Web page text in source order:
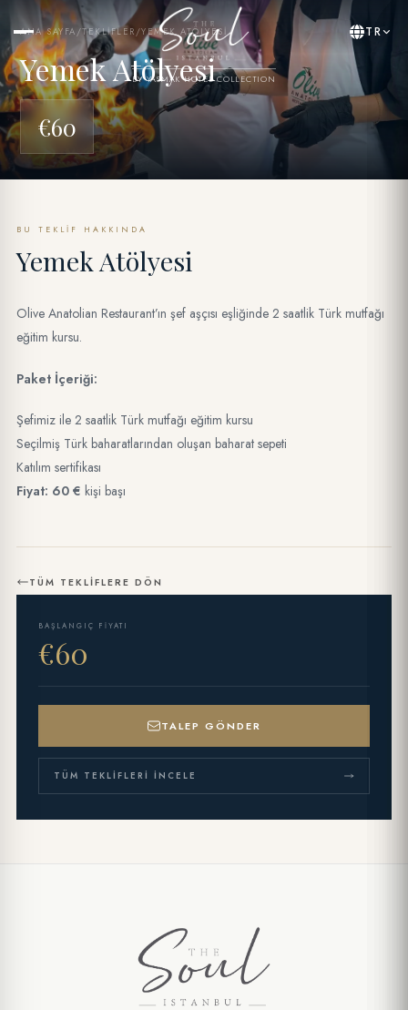
BY YASMAK HOTEL COLLECTION
TR
ANA SAYFA/TEKLIFLER /YEMEK ATÖLYESI
Yemek Atölyesi
€60
BU TEKLIF HAKKINDA
Yemek Atölyesi
Olive Anatolian Restaurant’ın şef aşçısı eşliğinde 2 saatlik Türk mutfağı
eğitim kursu.
Paket İçeriği:
Şefimiz ile 2 saatlik Türk mutfağı eğitim kursu
Seçilmiş Türk baharatlarından oluşan baharat sepeti
Katılım sertifikası
Fiyat: 60 € kişi başı
TÜM TEKLIFLERE DÖN
BAŞLANGIÇ FIYATI
€60
TALEP GÖNDER
TÜM TEKLIFLERI İNCELE